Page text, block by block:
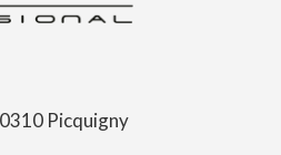
Picquigny